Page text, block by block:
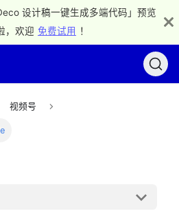
设计稿一键生成多端代码」预览
，欢迎 免费试用 ！
视频号